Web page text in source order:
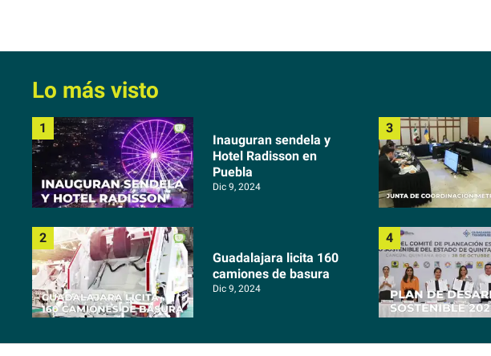
Lo más visto
Inauguran sendela y
Hotel Radisson en
Puebla
Dic 9, 2024
Guadalajara licita 160
camiones de basura
Dic 9, 2024